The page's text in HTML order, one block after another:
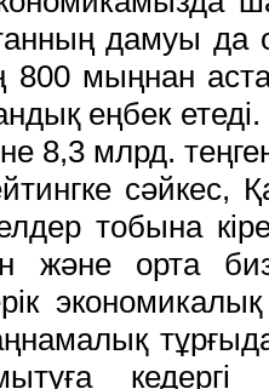
дамуы да
800 мыңнан
еңбек
8,3 млрд.
сәйкес,
тобына
және орта